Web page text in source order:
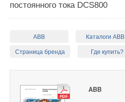
постоянного тока DCS800
ABB Каталоги ABB
Страница бренда Где купить?
ABB